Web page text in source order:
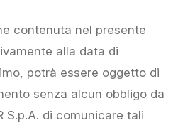
contenuta nel presente
alla data di
potrà essere oggetto di
senza alcun obbligo da
S.p.A. di comunicare tali